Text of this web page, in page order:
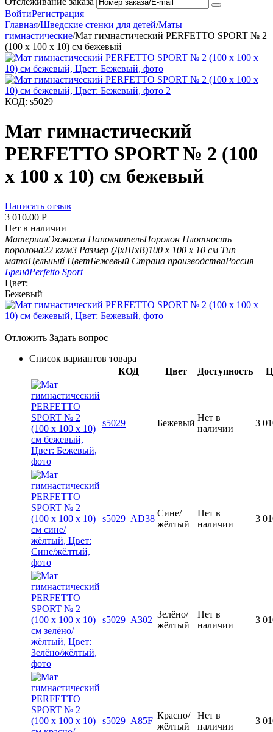
ВойтиРегистрация
Главная/Шведские стенки для детей/Маты
гимнастические/Мат гимнастический PERFETTO SPORT № 2
(100 х 100 х 10) см бежевый
КОД: s5029
Мат гимнастический
PERFETTO SPORT № 2 (100
х 100 х 10) см бежевый
Написать отзыв
3 010.00 Р
Нет в наличии
МатериалЭкокожа НаполнительПоролон Плотность
поролона22 кг/м3 Размер (ДхШхВ)100 х 100 х 10 см Тип
матаЦельный ЦветБежевый Страна производстваРоссия
БрендPerfetto Sport
Цвет:
Бежевый
Отложить Задать вопрос
Список вариантов товара
КОД
Цвет Доступность
s5029 Бежевый
Нет в
наличии
3
s5029_AD38
Сине/
жёлтый
Нет в
наличии
3
s5029_A302
Зелёно/
жёлтый
Нет в
наличии
3
s5029_A85F
Красно/
жёлтый
Нет в
наличии
3